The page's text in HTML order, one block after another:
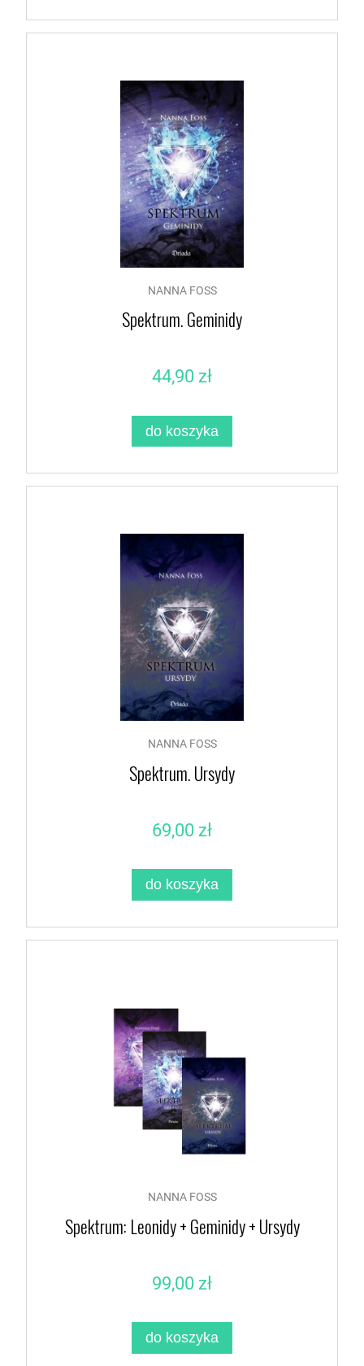
NANNA FOSS
Spektrum. Geminidy
44,90 zł
do koszyka
NANNA FOSS
Spektrum. Ursydy
69,00 zł
do koszyka
NANNA FOSS
Spektrum: Leonidy + Geminidy + Ursydy
99,00 zł
do koszyka